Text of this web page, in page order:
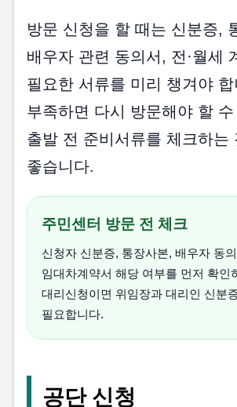
방문 신청을 할 때는 신분증,
배우자 관련 동의서, 전·월세
필요한 서류를 미리 챙겨야
부족하면 다시 방문해야 할 수
출발 전 준비서류를 체크하는
좋습니다.
주민센터 방문 전 체크
신청자 신분증, 통장사본, 배우자 동
임대차계약서 해당 여부를 먼저 확인
대리신청이면 위임장과 대리인 신분
필요합니다.
공단 신청